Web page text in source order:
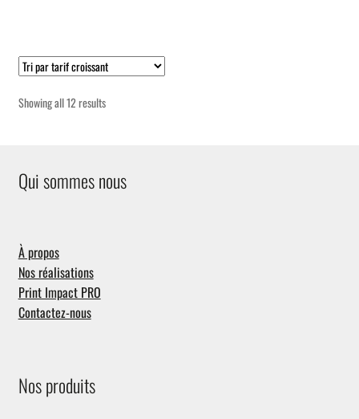
Showing all 12 resultsSorted
high
Qui sommes nous
À propos
Nos réalisations
Print Impact PRO
Contactez-nous
Nos produits